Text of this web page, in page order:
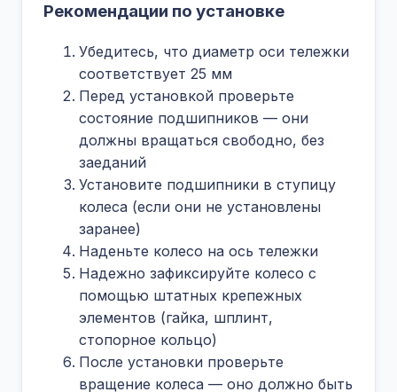
Рекомендации по установке
Убедитесь, что диаметр оси тележки
соответствует 25 мм
Перед установкой проверьте
состояние подшипников — они
должны вращаться свободно, без
заеданий
Установите подшипники в ступицу
колеса (если они не установлены
заранее)
Наденьте колесо на ось тележки
Надежно зафиксируйте колесо с
помощью штатных крепежных
элементов (гайка, шплинт,
стопорное кольцо)
После установки проверьте
вращение колеса — оно должно быть